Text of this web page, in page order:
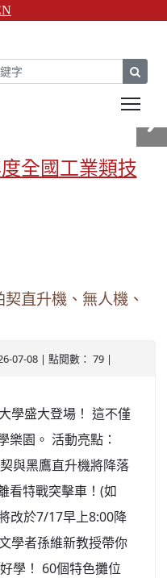
全國工業類技
國學生家事類技
3支優勝
器人競賽亞洲
、資料處理科
耀桃園
直升機、無人機、
07-08 | 點閱數： 79 |
學盛大登場！ 這不僅
樂園。 活動亮點：
與黑鷹直升機將降落
看特戰突擊車！(如
改於7/17早上8:00降
學者孫維新教授帶你
學！ 60個特色攤位